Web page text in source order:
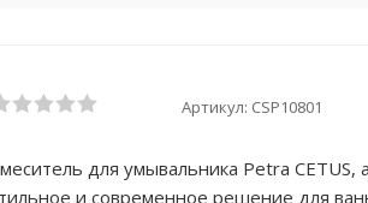
Артикул: CSP10801
для умывальника Petra CETUS,
и современное решение для